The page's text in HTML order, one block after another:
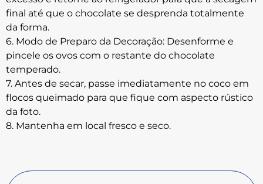
final até que o chocolate se desprenda totalmente
da forma.
6. Modo de Preparo da Decoração: Desenforme e
pincele os ovos com o restante do chocolate
temperado.
7. Antes de secar, passe imediatamente no coco em
flocos queimado para que fique com aspecto rústico
da foto.
8. Mantenha em local fresco e seco.